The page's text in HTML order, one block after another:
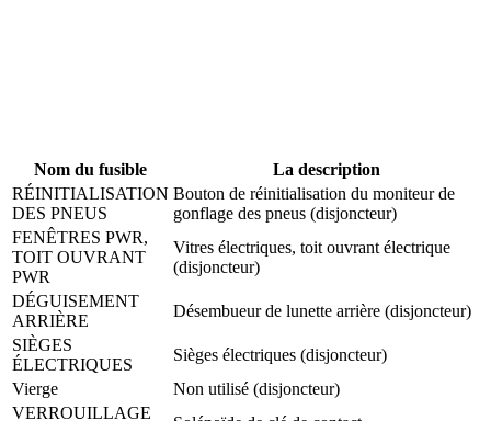
Nom du fusible
La description
RÉINITIALISATION
DES PNEUS
Bouton de réinitialisation du moniteur de
gonflage des pneus (disjoncteur)
FENÊTRES PWR,
TOIT OUVRANT
PWR
Vitres électriques, toit ouvrant électrique
(disjoncteur)
DÉGUISEMENT
ARRIÈRE
Désembueur de lunette arrière (disjoncteur)
SIÈGES
ÉLECTRIQUES
Sièges électriques (disjoncteur)
Vierge
Non utilisé (disjoncteur)
VERROUILLAGE